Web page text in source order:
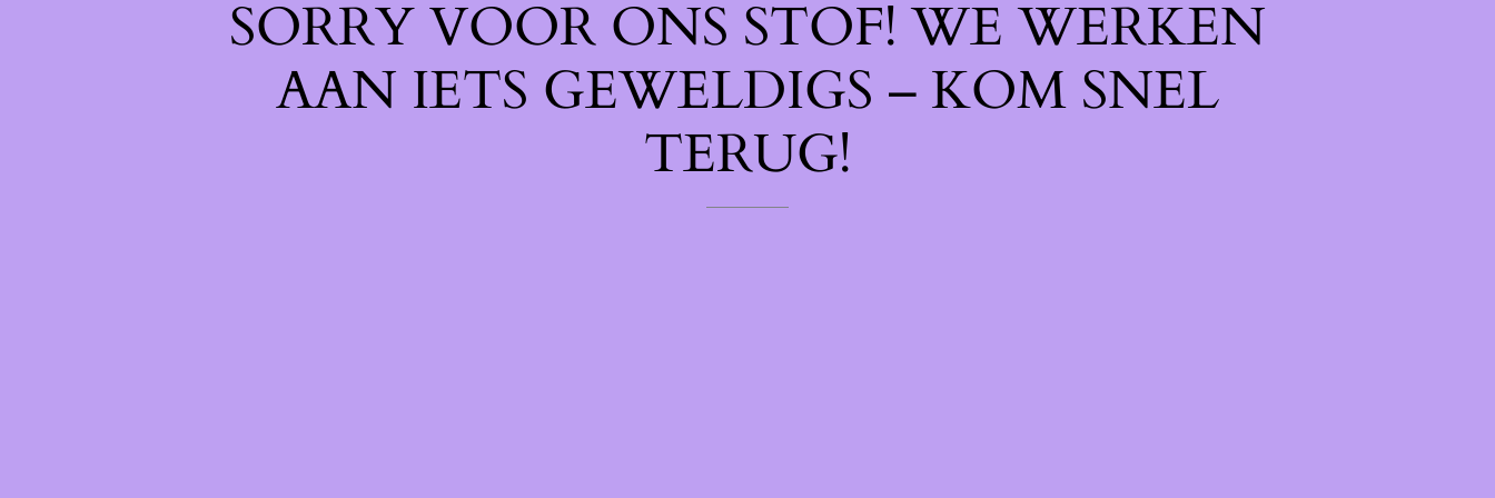
SORRY VOOR ONS STOF! WE WERKEN
AAN IETS GEWELDIGS – KOM SNEL
TERUG!